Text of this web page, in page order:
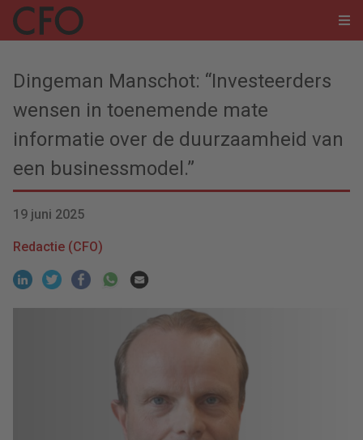
Dingeman Manschot: “Investeerders
wensen in toenemende mate
informatie over de duurzaamheid van
een businessmodel.”
19 juni 2025
Redactie (CFO)